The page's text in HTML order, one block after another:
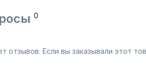
0
отзывов. Если вы заказывали этот